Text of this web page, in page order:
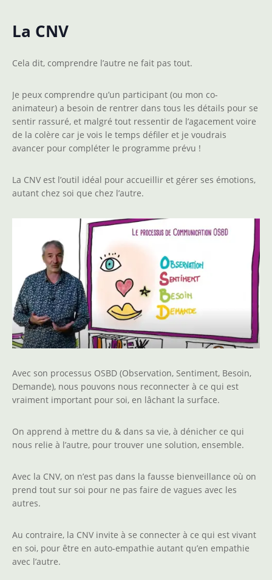
La CNV
Cela dit, comprendre l’autre ne fait pas tout.
Je peux comprendre qu’un participant (ou mon co-
animateur) a besoin de rentrer dans tous les détails pour se
sentir rassuré, et malgré tout ressentir de l’agacement voire
de la colère car je vois le temps défiler et je voudrais
avancer pour compléter le programme prévu !
La CNV est l’outil idéal pour accueillir et gérer ses émotions,
autant chez soi que chez l’autre.
Avec son processus OSBD (Observation, Sentiment, Besoin,
Demande), nous pouvons nous reconnecter à ce qui est
vraiment important pour soi, en lâchant la surface.
On apprend à mettre du & dans sa vie, à dénicher ce qui
nous relie à l’autre, pour trouver une solution, ensemble.
Avec la CNV, on n’est pas dans la fausse bienveillance où on
prend tout sur soi pour ne pas faire de vagues avec les
autres.
Au contraire, la CNV invite à se connecter à ce qui est vivant
en soi, pour être en auto-empathie autant qu’en empathie
avec l’autre.